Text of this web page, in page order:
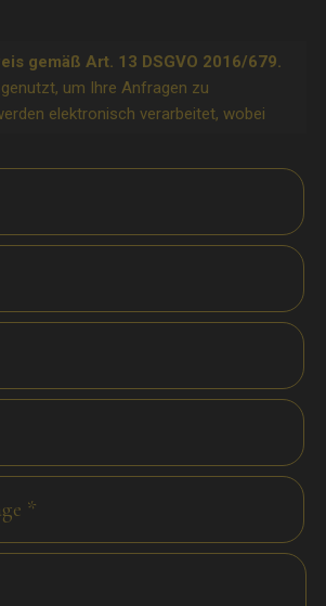
gemäß Art. 13 DSGVO 2016/679.
um Ihre Anfragen zu
elektronisch verarbeitet, wobei
die Datenverarbeitung ist Exzelent
sich wenden können, um Ihre Rechte
und das Recht darauf, deren
und Löschung zu verlangen. Für
verwiesen.